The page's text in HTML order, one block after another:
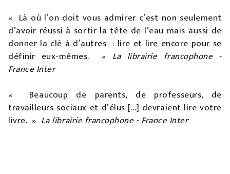
« Là où l’on doit vous admirer c’est non seulement
d’avoir réussi à sortir la tête de l’eau mais aussi de
donner la clé à d’autres : lire et lire encore pour se
définir eux-mêmes. » La librairie francophone -
France Inter
« Beaucoup de parents, de professeurs, de
travailleurs sociaux et d’élus […] devraient lire votre
livre. » La librairie francophone - France Inter